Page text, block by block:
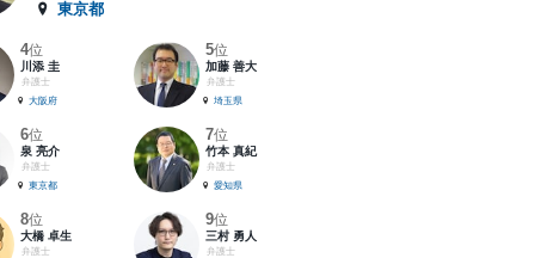
東京都
4位
川添 圭
弁護士
大阪府
5位
加藤 善大
弁護士
埼玉県
6位
泉 亮介
弁護士
東京都
7位
竹本 真紀
弁護士
愛知県
8位
大橋 卓生
弁護士
9位
三村 勇人
弁護士